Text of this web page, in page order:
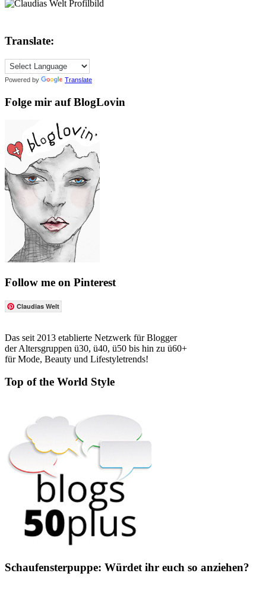
Translate:
Powered by Translate
Folge mir auf BlogLovin
Follow me on Pinterest
Claudias Welt
Das seit 2013 etablierte Netzwerk für Blogger
der Altersgruppen ü30, ü40, ü50 bis hin zu ü60+
für Mode, Beauty und Lifestyletrends!
Top of the World Style
Schaufensterpuppe: Würdet ihr euch so anziehen?